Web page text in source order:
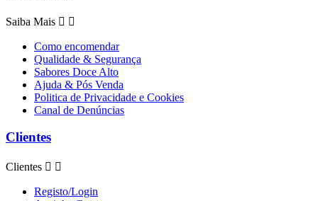
Saiba Mais  
Como encomendar
Qualidade & Segurança
Sabores Doce Alto
Ajuda & Pós Venda
Politica de Privacidade e Cookies
Canal de Denúncias
Clientes
Clientes  
Registo/Login